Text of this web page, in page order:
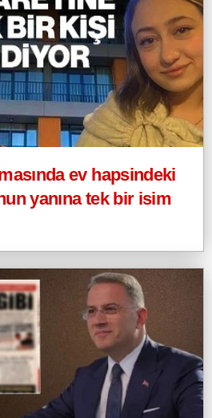
ev hapsindeki
yanına tek bir isim